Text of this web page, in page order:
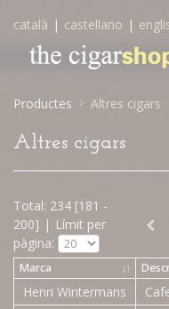
català | castellano |
Productes Altres cigars
Altres cigars
Total: 234 [181 -
200] | Límit per
pàgina:
↓↑
Marca
Henri Wintermans